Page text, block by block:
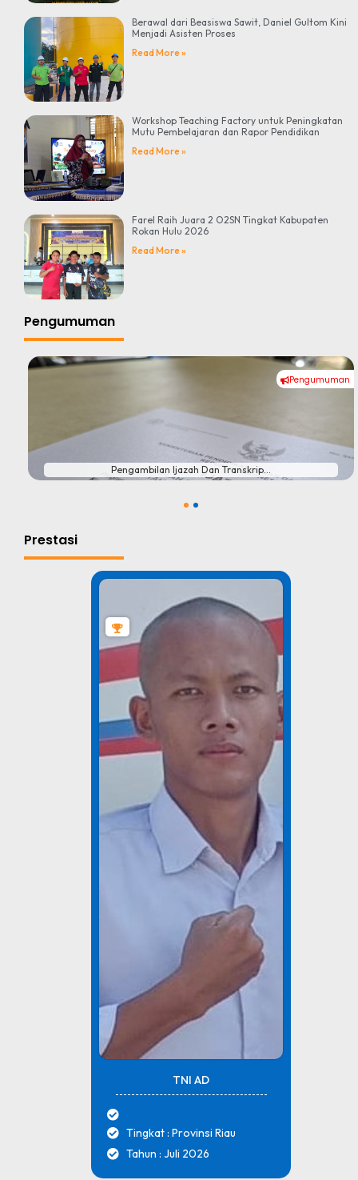
Berawal dari Beasiswa Sawit, Daniel Gultom Kini
Menjadi Asisten Proses
Read More »
Workshop Teaching Factory untuk Peningkatan
Mutu Pembelajaran dan Rapor Pendidikan
Read More »
Farel Raih Juara 2 O2SN Tingkat Kabupaten
Rokan Hulu 2026
Read More »
Pengumuman
Pengumuman
#
Pengambilan Ijazah Dan Transkrip...
Prestasi
TNI AD
Tingkat : Provinsi Riau
Tahun : Juli 2026